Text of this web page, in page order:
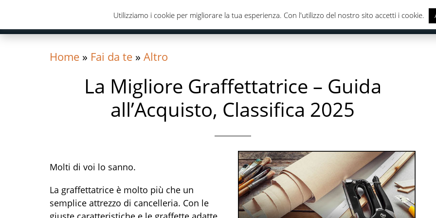
primary
navigation
content
primary
CASA & CUCINA ELETTRONICA SALUTE & CURA DELLA
Home » Fai da te » Altro
La Migliore Graffettatrice – Guida
all’Acquisto, Classifica 2025
Molti di voi lo sanno.
La graffettatrice è molto più che un
semplice attrezzo di cancelleria. Con le
Utilizziamo i cookie per migliorare la tua esperienza. Con l'utilizzo del nostro sito accetti i cookie.